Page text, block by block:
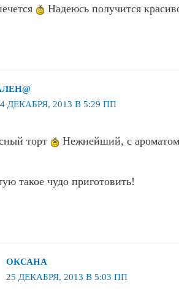
Надеюсь получится
ДЕКАБРЯ, 2013 В 5:29 ПП
торт
Нежнейший, с
такое чудо приготовить!
ОКСАНА
25 ДЕКАБРЯ, 2013 В 5:03 ПП